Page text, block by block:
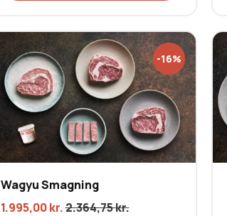
-16%
Wagyu Smagning
1.995,00kr.2.364,75kr.